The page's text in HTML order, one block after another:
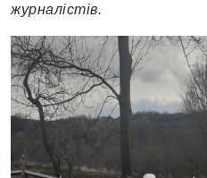
журналістів.